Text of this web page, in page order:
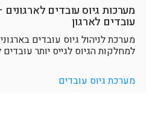
מערכות גיוס עובדים לארגונים
עובדים לארגון
מערכת לניהול גיוס עובדים
למחלקות הגיוס לגייס יותר עובדים
מערכת גיוס עובדים